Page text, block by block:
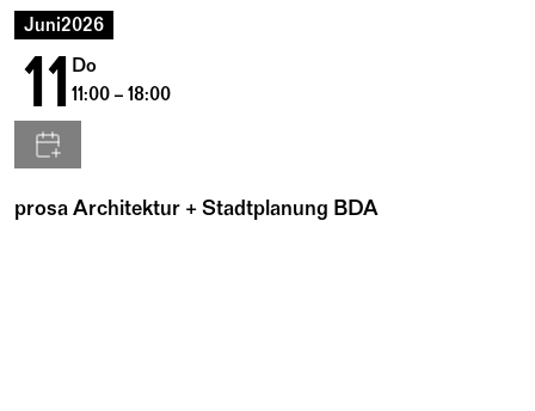
Juni2026
11 Do
11:00 – 18:00
prosa Architektur + Stadtplanung BDA